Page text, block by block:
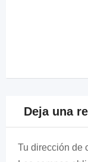
Deja una
Tu dirección de